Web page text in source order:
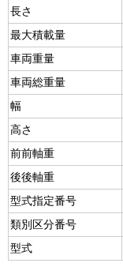
長さ
最大積載量
車両重量
車両総重量
幅
高さ
前前軸重
後後軸重
型式指定番号
類別区分番号
型式